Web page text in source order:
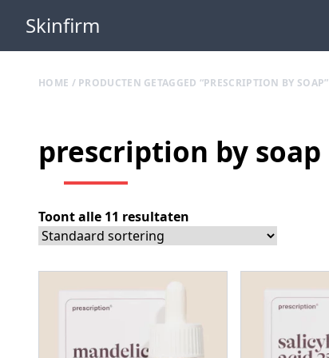
Skinfirm
HOME / PRODUCTEN GETAGGED “PRESCRIPTION BY SOAP”
prescription by soap
Toont alle 11 resultaten